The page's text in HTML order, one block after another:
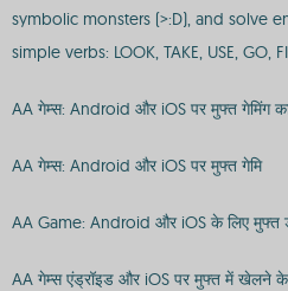
symbolic monsters (>:D), and solve
simple verbs: LOOK, TAKE, USE, GO,
AA गेम्स: Android और iOS पर मुफ्त गेमिंग
AA गेम्स: Android और iOS पर मुफ्त गेमि
AA Game: Android और iOS के लिए मुफ्त
AA गेम्स एंड्रॉइड और iOS पर मुफ्त में खेलने के